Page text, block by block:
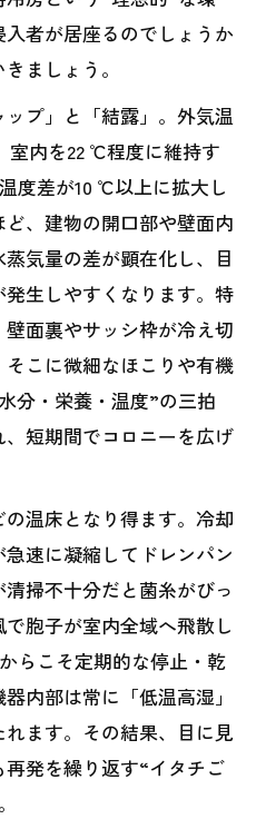
者が居座るのでしょうか
ましょう。
プ」と「結露」。外気温
内を22 ℃程度に維持す
度差が10 ℃以上に拡大し
、建物の開口部や壁面内
気量の差が顕在化し、目
生しやすくなります。特
面裏やサッシ枠が冷え切
こに微細なほこりや有機
分・栄養・温度”の三拍
短期間でコロニーを広げ
温床となり得ます。冷却
速に凝縮してドレンパン
掃不十分だと菌糸がびっ
胞子が室内全域へ飛散し
らこそ定期的な停止・乾
内部は常に「低温高湿」
ます。その結果、目に見
発を繰り返す“イタチご